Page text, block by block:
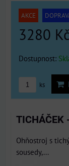
AKCE
3280 Kč
Dostupnost:
ks
Ohňostroj s
sousedy,...